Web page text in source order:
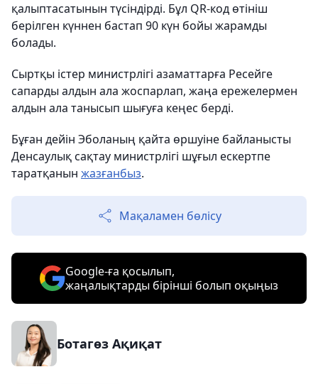
қалыптасатынын түсіндірді. Бұл QR-код өтініш
берілген күннен бастап 90 күн бойы жарамды
болады.
Сыртқы істер министрлігі азаматтарға Ресейге
сапарды алдын ала жоспарлап, жаңа ережелермен
алдын ала танысып шығуға кеңес берді.
Бұған дейін Эболаның қайта өршуіне байланысты
Денсаулық сақтау министрлігі шұғыл ескертпе
таратқанын жазғанбыз.
Мақаламен бөлісу
Google-ға қосылып,
жаңалықтарды бірінші болып оқыңыз
Ботагөз Ақиқат